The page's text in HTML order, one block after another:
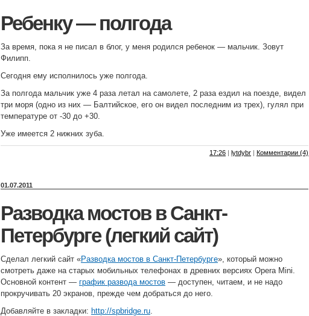
Ребенку — полгода
За время, пока я не писал в блог, у меня родился ребенок — мальчик. Зовут
Филипп.
Сегодня ему исполнилось уже полгода.
За полгода мальчик уже 4 раза летал на самолете, 2 раза ездил на поезде, видел
три моря (одно из них — Балтийское, его он видел последним из трех), гулял при
температуре от -30 до +30.
Уже имеется 2 нижних зуба.
17:26 | lytdybr | Комментарии (4)
01.07.2011
Разводка мостов в Санкт-
Петербурге (легкий сайт)
Сделал легкий сайт «Разводка мостов в Санкт-Петербурге», который можно
смотреть даже на старых мобильных телефонах в древних версиях Opera Mini.
Основной контент — график развода мостов — доступен, читаем, и не надо
прокручивать 20 экранов, прежде чем добраться до него.
Добавляйте в закладки: http://spbridge.ru.